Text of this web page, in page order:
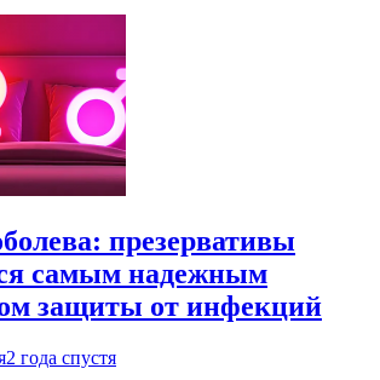
презервативы
самым надежным
защиты от инфекций
2 года спустя